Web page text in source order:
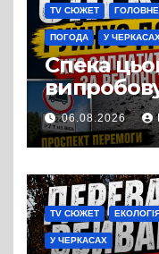
TV СЮЖЕТ ГОЛОВНЕ
ПОГОДА У
Спека
лише
Черкас
06.08.2026
TV СЮЖЕТ
У ЧЕРКАСАХ